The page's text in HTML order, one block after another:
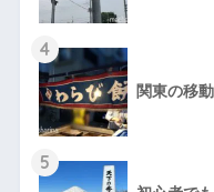
4
関東の移
5